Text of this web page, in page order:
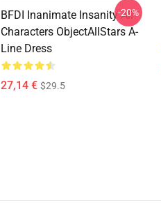
BFDI Inanimate Insanity All
Characters ObjectAllStars A-
Line Dress
27,14 € $29.5
-20%